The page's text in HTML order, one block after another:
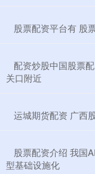
股票配资平台有 股
配资炒股中国股票
关口附近
运城期货配资 广西
股票配资介绍 我国
型基础设施化